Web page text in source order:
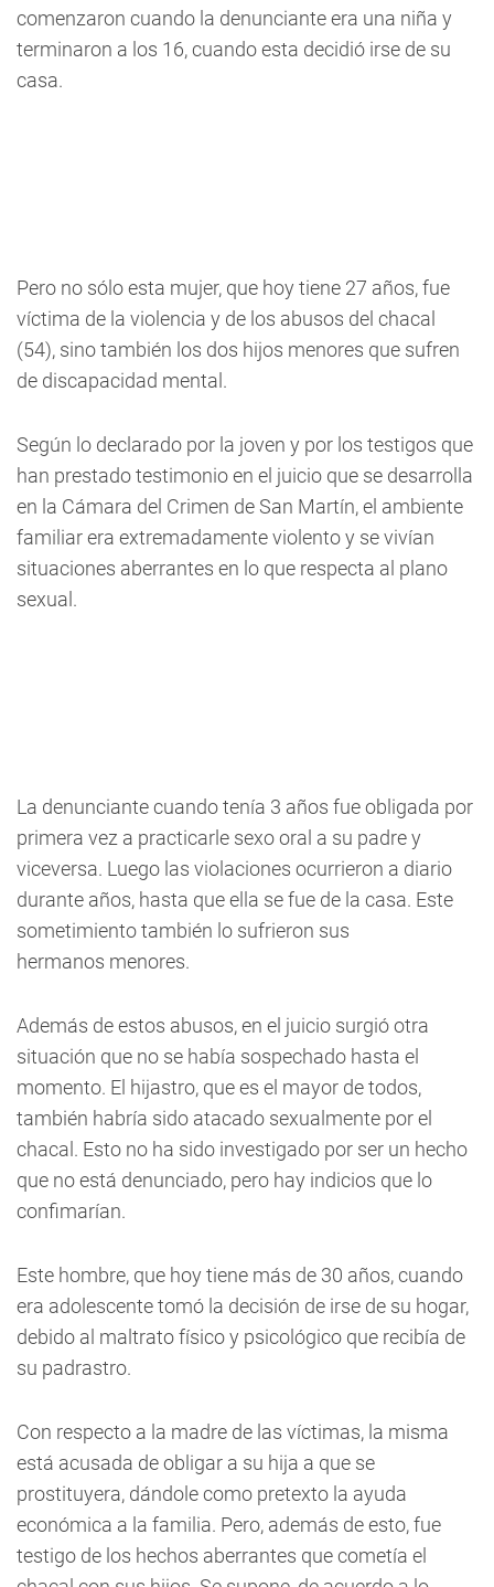
comenzaron cuando la denunciante era una niña y
terminaron a los 16, cuando esta decidió irse de su
casa.
Pero no sólo esta mujer, que hoy tiene 27 años, fue
víctima de la violencia y de los abusos del chacal
(54), sino también los dos hijos menores que sufren
de discapacidad mental.
Según lo declarado por la joven y por los testigos que
han prestado testimonio en el juicio que se desarrolla
en la Cámara del Crimen de San Martín, el ambiente
familiar era extremadamente violento y se vivían
situaciones aberrantes en lo que respecta al plano
sexual.
La denunciante cuando tenía 3 años fue obligada por
primera vez a practicarle sexo oral a su padre y
viceversa. Luego las violaciones ocurrieron a diario
durante años, hasta que ella se fue de la casa. Este
sometimiento también lo sufrieron sus
hermanos menores.
Además de estos abusos, en el juicio surgió otra
situación que no se había sospechado hasta el
momento. El hijastro, que es el mayor de todos,
también habría sido atacado sexualmente por el
chacal. Esto no ha sido investigado por ser un hecho
que no está denunciado, pero hay indicios que lo
confimarían.
Este hombre, que hoy tiene más de 30 años, cuando
era adolescente tomó la decisión de irse de su hogar,
debido al maltrato físico y psicológico que recibía de
su padrastro.
Con respecto a la madre de las víctimas, la misma
está acusada de obligar a su hija a que se
prostituyera, dándole como pretexto la ayuda
económica a la familia. Pero, además de esto, fue
testigo de los hechos aberrantes que cometía el